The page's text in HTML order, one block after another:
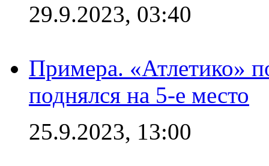
29.9.2023, 03:40
Примера. «Атлетико»
поднялся на 5-е место
25.9.2023, 13:00